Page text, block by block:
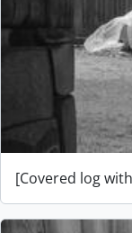
[Covered log